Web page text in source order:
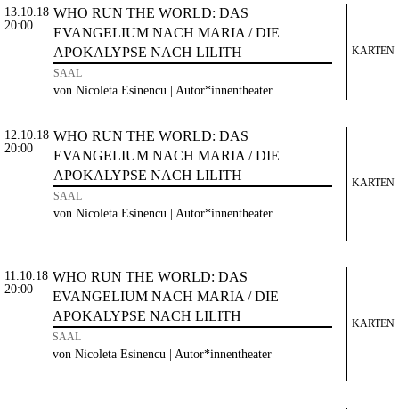
13.10.18
20:00
WHO RUN THE WORLD: DAS
EVANGELIUM NACH MARIA / DIE
APOKALYPSE NACH LILITH
SAAL
von Nicoleta Esinencu | Autor*innentheater
KARTEN
12.10.18
20:00
WHO RUN THE WORLD: DAS
EVANGELIUM NACH MARIA / DIE
APOKALYPSE NACH LILITH
SAAL
von Nicoleta Esinencu | Autor*innentheater
KARTEN
11.10.18
20:00
WHO RUN THE WORLD: DAS
EVANGELIUM NACH MARIA / DIE
APOKALYPSE NACH LILITH
SAAL
von Nicoleta Esinencu | Autor*innentheater
KARTEN